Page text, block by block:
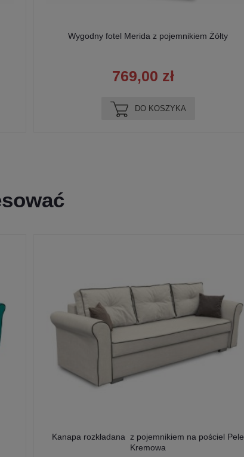
Wygodny fotel Merida z pojemnikiem Żółty
769,00 zł
DO KOSZYKA
Kanapa rozkładana z pojemnikiem na pościel Pele
Kremowa